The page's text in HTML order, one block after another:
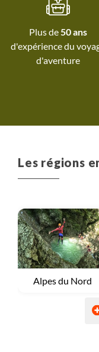
coordination,
la fatigue et du
Plus de50 ans
d'expérience du
d'aventure
Les régions
Voyage
Alpes du Nord